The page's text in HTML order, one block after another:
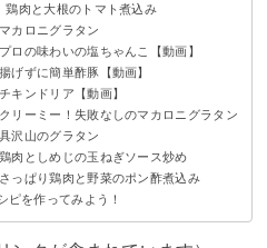
鶏肉と大根のトマト煮込み
カロニグラタン
ロの味わいの塩ちゃんこ【動画】
げずに簡単酢豚【動画】
キンドリア【動画】
リーミー！失敗なしのマカロニグラタン
沢山のグラタン
肉としめじの玉ねぎソース炒め
っぱり鶏肉と野菜のポン酢煮込み
ピを作ってみよう！